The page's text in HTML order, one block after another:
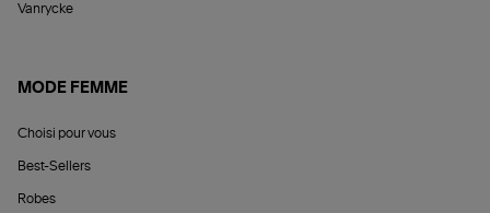
Vanrycke
MODE FEMME
Choisi pour vous
Best-Sellers
Robes